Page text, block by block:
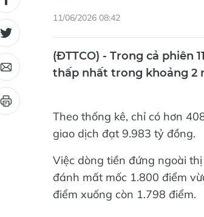
11/06/2026 08:42
(ĐTTCO) - Trong cả phiên
thấp nhất trong khoảng 2
Theo thống kê, chỉ có hơn
giao dịch đạt 9.983 tỷ đồng.
Việc dòng tiền đứng ngoài
đánh mất mốc 1.800 điểm
điểm xuống còn 1.798 điểm.